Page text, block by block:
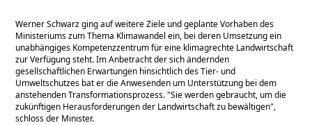
Werner Schwarz ging auf weitere Ziele und geplante Vorhaben des
Ministeriums zum Thema Klimawandel ein, bei deren Umsetzung ein
unabhängiges Kompetenzzentrum für eine klimagrechte Landwirtschaft
zur Verfügung steht. Im Anbetracht der sich ändernden
gesellschaftlichen Erwartungen hinsichtlich des Tier- und
Umweltschutzes bat er die Anwesenden um Unterstützung bei dem
anstehenden Transformationsprozess. Sie werden gebraucht, um die
zukünftigen Herausforderungen der Landwirtschaft zu bewältigen ,
schloss der Minister.